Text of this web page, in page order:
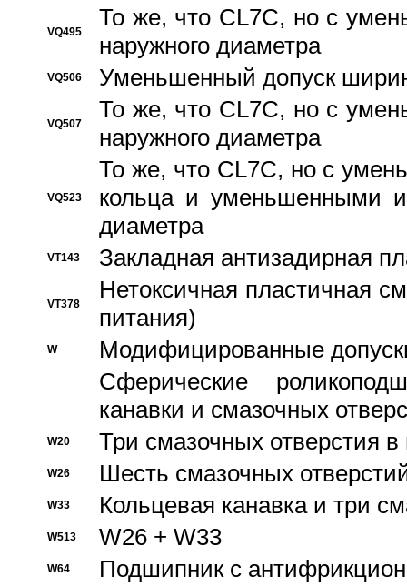
VQ495
То же, что CL7C, но с
наружного диаметра
VQ506 Уменьшенный допуск
VQ507
То же, что CL7C, но с
наружного диаметра
VQ523
То же, что CL7C, но с
кольца и уменьшенными
диаметра
VT143 Закладная антизадирная
VT378
Нетоксичная пластичная
питания)
W
Модифицированные
Сферические
канавки и смазочных
W20 Три смазочных отверстия
W26 Шесть смазочных
W33 Кольцевая канавка и три
W513 W26 + W33
W64 Подшипник с